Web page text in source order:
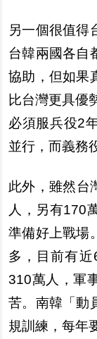
另一個很值得
台韓兩國各自
協助，但如果
比台灣更具優
必須服兵役2
並行，而義務
此外，雖然台
人，另有170
準備好上戰場
多，目前有
310萬人，軍
苦。南韓「動
規訓練，每年